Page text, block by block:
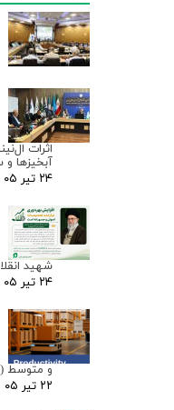
اثرات
آبخیزها
۲۴ تیر ۰۵
شهید
۲۴ تیر ۰۵
و متوسط (SMEs
۲۲ تیر ۰۵